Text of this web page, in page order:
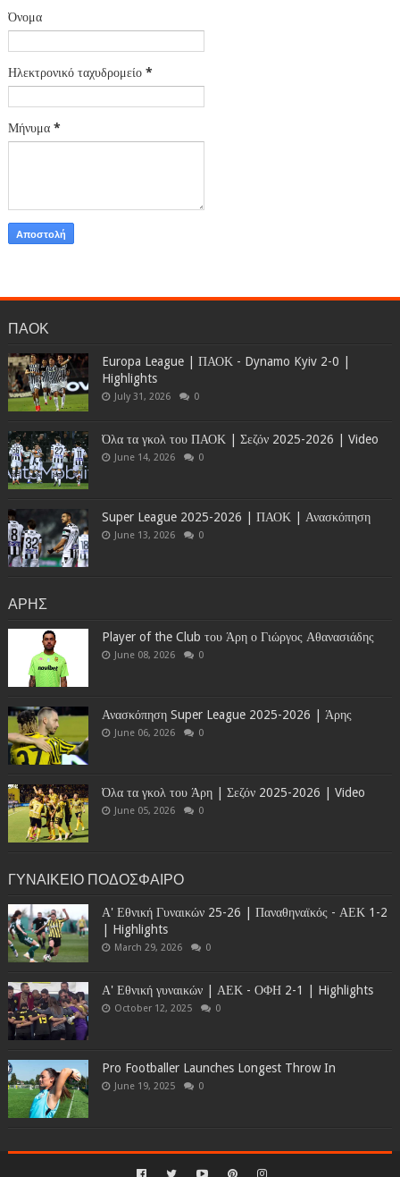
Όνομα
Ηλεκτρονικό ταχυδρομείο *
Μήνυμα *
ΠΑΟΚ
Europa League | ΠΑΟΚ - Dynamo Kyiv 2-0 |
Highlights
July 31, 2026 0
Όλα τα γκολ του ΠΑΟΚ | Σεζόν 2025-2026 | Video
June 14, 2026 0
Super League 2025-2026 | ΠΑΟΚ | Ανασκόπηση
June 13, 2026 0
ΑΡΗΣ
Player of the Club του Άρη ο Γιώργος Αθανασιάδης
June 08, 2026 0
Ανασκόπηση Super League 2025-2026 | Άρης
June 06, 2026 0
Όλα τα γκολ του Άρη | Σεζόν 2025-2026 | Video
June 05, 2026 0
ΓΥΝΑΙΚΕΙΟ ΠΟΔΟΣΦΑΙΡΟ
Α' Εθνική Γυναικών 25-26 | Παναθηναϊκός - ΑΕΚ 1-2
| Highlights
March 29, 2026 0
Α' Εθνική γυναικών | ΑΕΚ - ΟΦΗ 2-1 | Highlights
October 12, 2025 0
Pro Footballer Launches Longest Throw In
June 19, 2025 0